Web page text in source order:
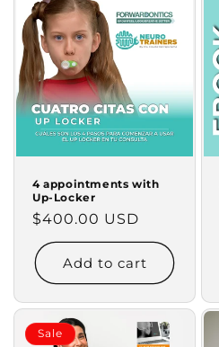
c
t
i
4 appointments with
Up-Locker
Regular
price
$400.00 USD
Add to cart
Sale